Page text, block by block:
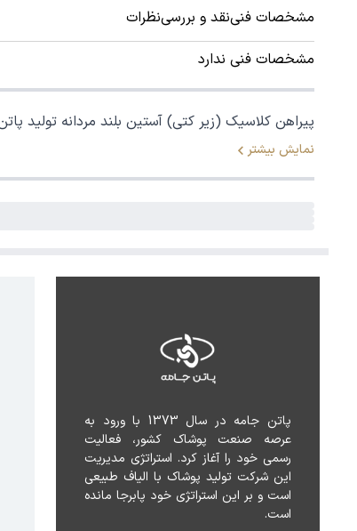
مشخصات فنینقد و بررسینظرات
مشخصات فنی ندارد
پیراهن کلاسیک (زیر کتی) آستین بلند مردانه تولید پاتن جامه می باشد. جنس پارچه پنبه پلی استر (آکسفورد - بافت چهارخانه ریز)
نمایش بیشتر
است.